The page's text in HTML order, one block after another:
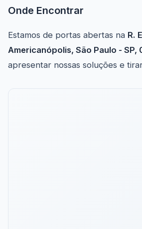
Onde Encontrar
Estamos de portas abertas na R.
Americanópolis, São Paulo - SP,
apresentar nossas soluções e